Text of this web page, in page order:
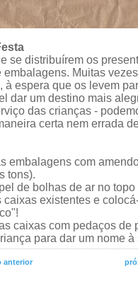
se distribuírem os
embalagens. Muitas
à espera que os levem
dar um destino mais
das crianças -
certa nem errada
embalagens com
tons).
de bolhas de ar no
caixas existentes e
caixas com pedaços de
para dar um nome
anterior